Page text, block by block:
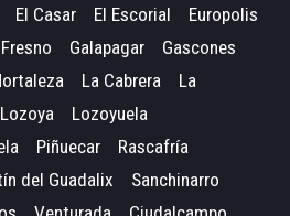
El Casar El Escorial
Europolis
Galapagar
Gascones
La Cabrera
La
Lozoya
Lozoyuela
Piñuecar
Rascafría
del Guadalix
Sanchinarro